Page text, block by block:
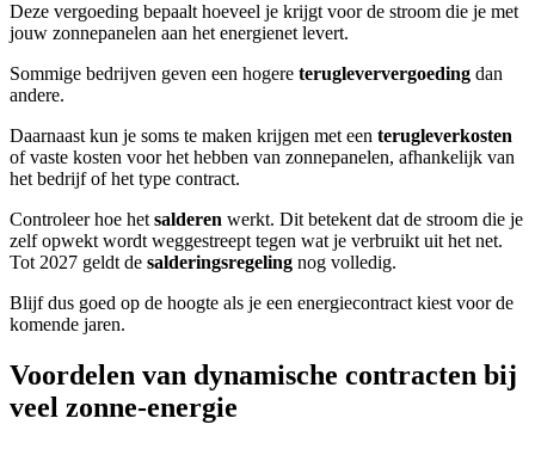
Deze vergoeding bepaalt hoeveel je krijgt voor de stroom die je met
jouw zonnepanelen aan het energienet levert.
Sommige bedrijven geven een hogere terugleververgoeding dan
andere.
Daarnaast kun je soms te maken krijgen met een terugleverkosten
of vaste kosten voor het hebben van zonnepanelen, afhankelijk van
het bedrijf of het type contract.
Controleer hoe het salderen werkt. Dit betekent dat de stroom die je
zelf opwekt wordt weggestreept tegen wat je verbruikt uit het net.
Tot 2027 geldt de salderingsregeling nog volledig.
Blijf dus goed op de hoogte als je een energiecontract kiest voor de
komende jaren.
Voordelen van dynamische contracten bij
veel zonne-energie